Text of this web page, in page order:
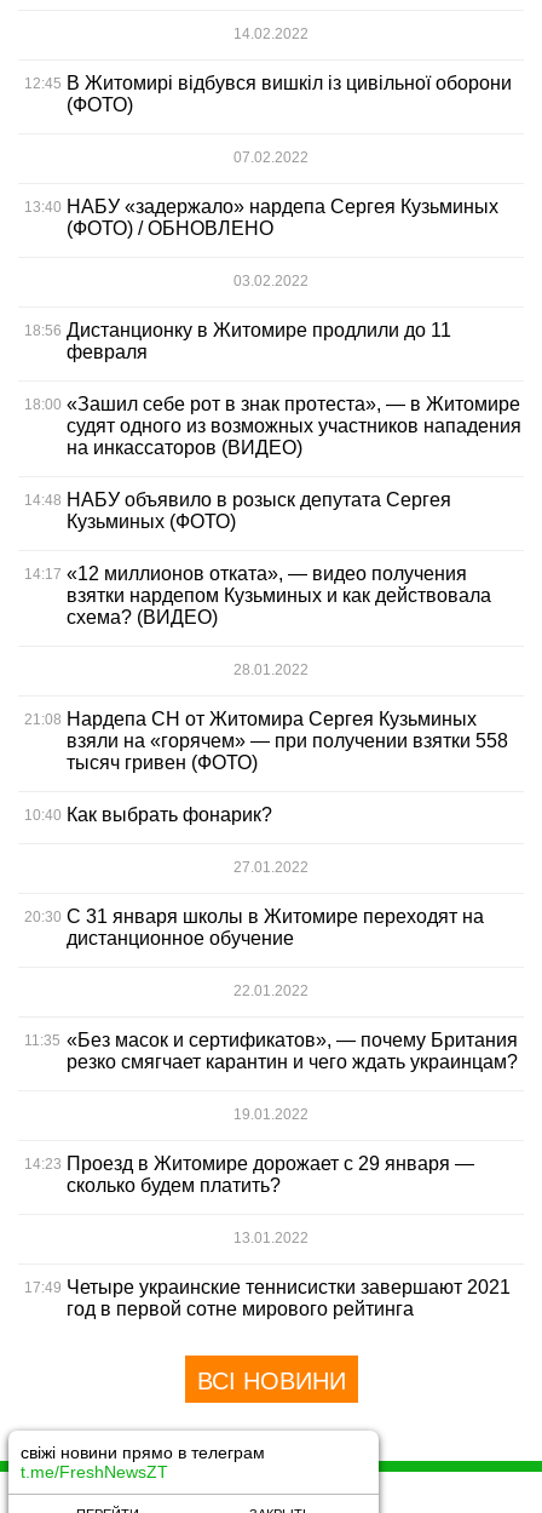
14.02.2022
12:45 В Житомирі відбувся вишкіл із цивільної оборони
(ФОТО)
07.02.2022
13:40 НАБУ «задержало» нардепа Сергея Кузьминых
(ФОТО) / ОБНОВЛЕНО
03.02.2022
18:56 Дистанционку в Житомире продлили до 11
февраля
18:00 «Зашил себе рот в знак протеста», — в Житомире
судят одного из возможных участников нападения
на инкассаторов (ВИДЕО)
14:48 НАБУ объявило в розыск депутата Сергея
Кузьминых (ФОТО)
14:17 «12 миллионов отката», — видео получения
взятки нардепом Кузьминых и как действовала
схема? (ВИДЕО)
28.01.2022
21:08 Нардепа СН от Житомира Сергея Кузьминых
взяли на «горячем» — при получении взятки 558
тысяч гривен (ФОТО)
10:40 Как выбрать фонарик?
27.01.2022
20:30 С 31 января школы в Житомире переходят на
дистанционное обучение
22.01.2022
11:35 «Без масок и сертификатов», — почему Британия
резко смягчает карантин и чего ждать украинцам?
19.01.2022
14:23 Проезд в Житомире дорожает с 29 января —
сколько будем платить?
13.01.2022
17:49 Четыре украинские теннисистки завершают 2021
год в первой сотне мирового рейтинга
ВСІ НОВИНИ
© 2018 -2021 All rights reserved
свіжі новини прямо в телеграм
t.me/FreshNewsZT